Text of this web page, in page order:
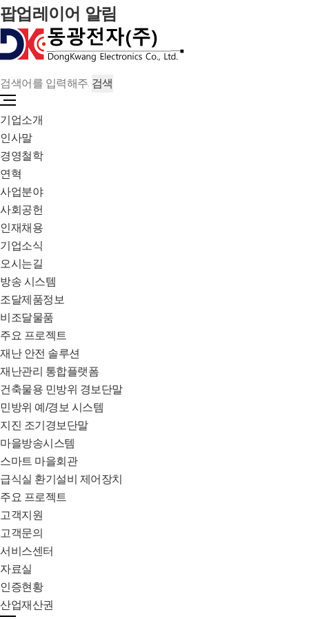
팝업레이어 알림
기업소개
인사말
경영철학
연혁
사업분야
사회공헌
인재채용
기업소식
오시는길
방송 시스템
조달제품정보
비조달물품
주요 프로젝트
재난 안전 솔루션
재난관리 통합플랫폼
건축물용 민방위 경보단말
민방위 예/경보 시스템
지진 조기경보단말
마을방송시스템
스마트 마을회관
급식실 환기설비 제어장치
주요 프로젝트
고객지원
고객문의
서비스센터
자료실
인증현황
산업재산권